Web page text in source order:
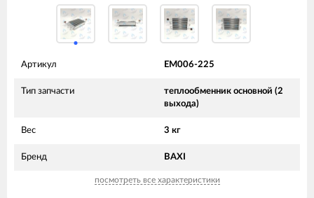
Артикул EM006-225
Тип запчасти
теплообменник основной (2
выхода)
Вес 3 кг
Бренд BAXI
посмотреть все характеристики